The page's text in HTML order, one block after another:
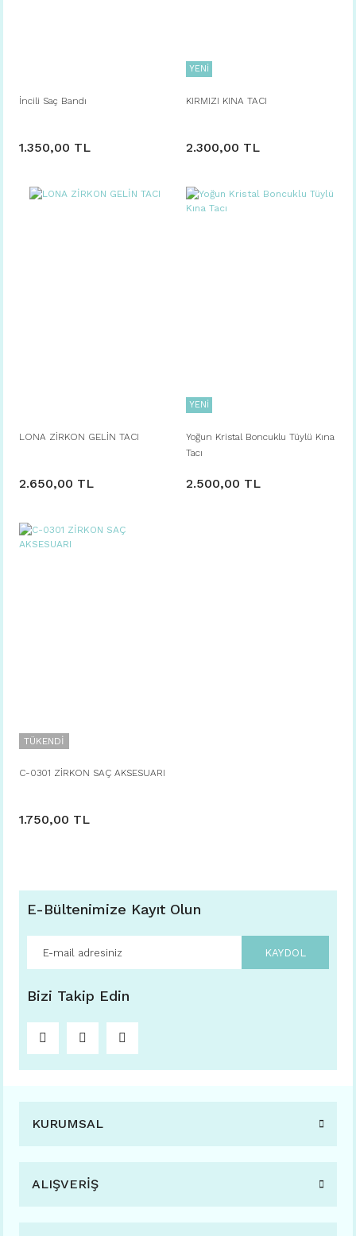
İncili Saç Bandı
1.350,00 TL
YENİ
KIRMIZI KINA TACI
2.300,00 TL
LONA ZİRKON GELİN TACI
2.650,00 TL
YENİ
Yoğun Kristal Boncuklu Tüylü Kına
Tacı
2.500,00 TL
TÜKENDİ
C-0301 ZİRKON SAÇ AKSESUARI
1.750,00 TL
E-Bültenimize Kayıt Olun
KAYDOL
Bizi Takip Edin
KURUMSAL
ALIŞVERİŞ